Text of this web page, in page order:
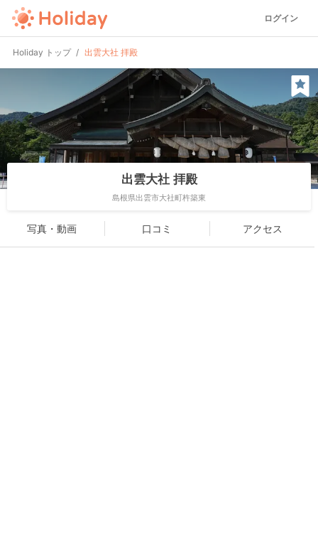
ログイン
Holiday トップ 出雲大社 拝殿
出雲大社 拝殿
島根県出雲市大社町杵築東
写真・動画 口コミ アクセス